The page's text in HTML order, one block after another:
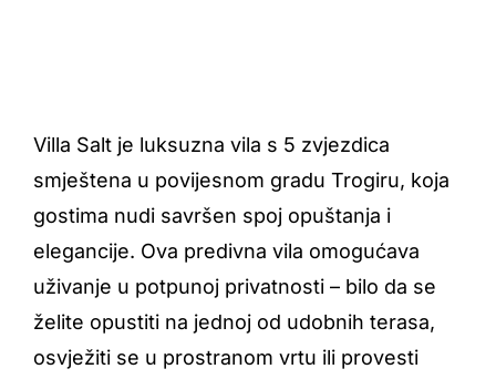
Villa Salt je luksuzna vila s 5 zvjezdica
smještena u povijesnom gradu Trogiru, koja
gostima nudi savršen spoj opuštanja i
elegancije. Ova predivna vila omogućava
uživanje u potpunoj privatnosti – bilo da se
želite opustiti na jednoj od udobnih terasa,
osvježiti se u prostranom vrtu ili provesti